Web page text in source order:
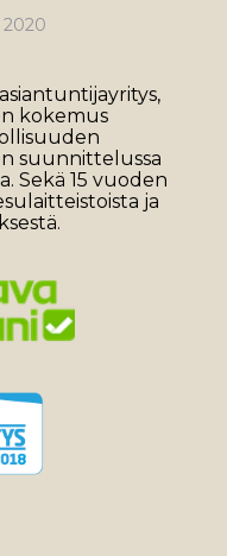
2020
kokemus
suunnittelussa
Sekä 15 vuoden
ja